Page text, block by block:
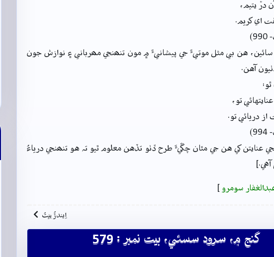
درّ يتيم،
اي کريم.
هن بي مثل موتيءَ جي پيشانيءَ ۾ مون تنھنجي مھرباني ۽ نوازش جون
آهن.
تو،
دريائي تو.
عنايتن کي هن جي مٿان چڱيءَ طرح ڏٺو تڏهن معلوم ٿيو تہ هو تنھنجي درياءُ
سومرو ]
اِيندڙُ بيتُ
گنج ۾، سرود سسئي، بيت نمبر : 579